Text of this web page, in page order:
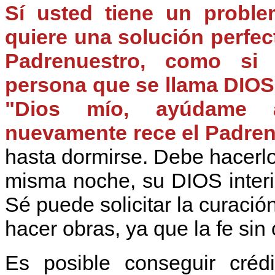
Sí usted tiene un
quiere una solución
Padrenuestro, como
persona que se llama
"Dios mío, ayúdame
nuevamente rece el
hasta dormirse. Debe
misma noche, su DIOS
Sé puede solicitar la
hacer obras, ya que la fe sin
Es posible conseguir